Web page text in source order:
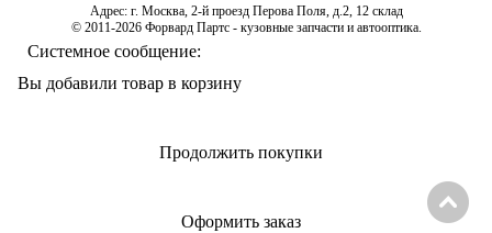
Адрес: г. Москва, 2-й проезд Перова Поля, д.2, 12 склад
© 2011-2026 Форвард Партс - кузовные запчасти и автооптика.
Системное сообщение:
Вы добавили товар в корзину
Продолжить покупки
Оформить заказ